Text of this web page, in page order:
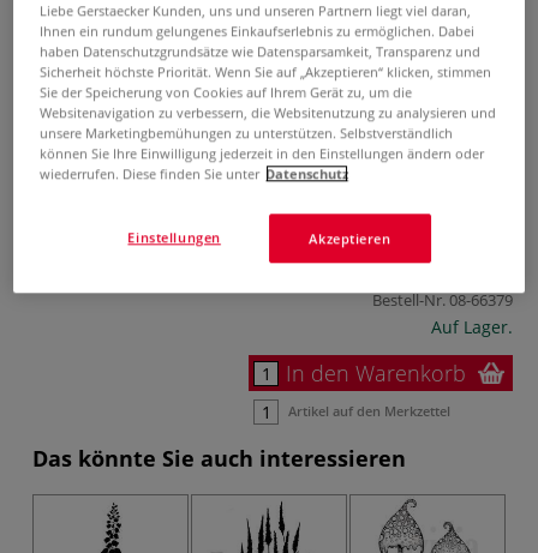
0 Bewertungen
Der transparente Lavinia Stempel ist optimal geeignet, um
mit Hilfe eines Acryl-Stempelblocks zauberhafte Karten,
Einladungen, Scrapbooks u.v.m. zu gestalten. Selbsthaftend
und wiederverwendbar.
Mehr
6,61 €
inklusive 20% bzw. 10% MwSt,
ggf. zuzüglichVersandkosten
Bestell-Nr.08-66379
Auf Lager.
In den Warenkorb
Artikel auf den Merkzettel
Das könnte Sie auch interessieren
Liebe Gerstaecker Kunden, uns und unseren Partnern liegt viel daran,
Ihnen ein rundum gelungenes Einkaufserlebnis zu ermöglichen. Dabei
haben Datenschutzgrundsätze wie Datensparsamkeit, Transparenz und
Sicherheit höchste Priorität. Wenn Sie auf „Akzeptieren“ klicken, stimmen
Sie der Speicherung von Cookies auf Ihrem Gerät zu, um die
Websitenavigation zu verbessern, die Websitenutzung zu analysieren und
unsere Marketingbemühungen zu unterstützen. Selbstverständlich
können Sie Ihre Einwilligung jederzeit in den Einstellungen ändern oder
wiederrufen. Diese finden Sie unter Datenschutz
Akzeptieren
Einstellungen